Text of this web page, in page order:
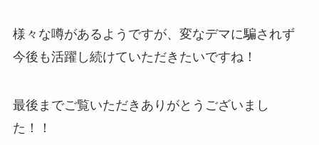
様々な噂があるようですが、変なデマに騙されず
今後も活躍し続けていただきたいですね！
最後までご覧いただきありがとうございまし
た！！